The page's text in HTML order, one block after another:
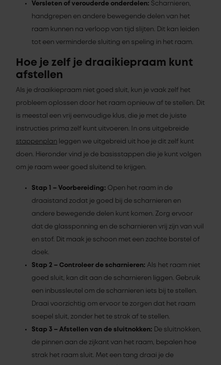
Versleten of verouderde onderdelen: Scharnieren,
handgrepen en andere bewegende delen van het
raam kunnen na verloop van tijd slijten. Dit kan leiden
tot een verminderde sluiting en speling in het raam.
Hoe je zelf je draaikiepraam kunt
afstellen
Als je draaikiepraam niet goed sluit, kun je vaak zelf het
probleem oplossen door het raam opnieuw af te stellen. Dit
is meestal een vrij eenvoudige klus, die je met de juiste
instructies prima zelf kunt uitvoeren. In ons uitgebreide
stappenplan leggen we uitgebreid uit hoe je dit zelf kunt
doen. Hieronder vind je de basisstappen die je kunt volgen
om je raam weer goed sluitend te krijgen.
Stap 1 – Voorbereiding: Open het raam in de
draaistand zodat je goed bij de scharnieren en
andere bewegende delen kunt komen. Zorg ervoor
dat de glassponning en de scharnieren vrij zijn van vuil
en stof. Dit maak je schoon met een zachte borstel of
doek.
Stap 2 – Controleer de scharnieren: Als het raam niet
goed sluit, kan dit aan de scharnieren liggen. Gebruik
een inbussleutel om de scharnieren iets bij te stellen.
Draai voorzichtig om ervoor te zorgen dat het raam
soepel sluit, zonder het te strak af te stellen.
Stap 3 – Afstellen van de sluitnokken: De sluitnokken,
de pinnen aan de zijkant van het raam, bepalen hoe
strak het raam sluit. Met een tang draai je de